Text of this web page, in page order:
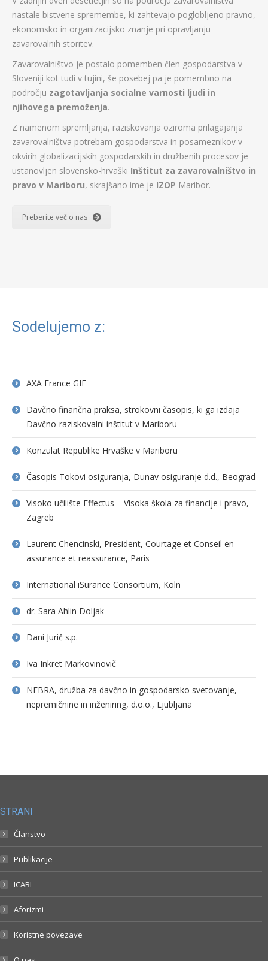
nastale bistvene spremembe, ki zahtevajo poglobljeno pravno,
ekonomsko in organizacijsko znanje pri opravljanju
zavarovalnih storitev.
Zavarovalništvo je postalo pomemben člen gospodarstva v
Sloveniji kot tudi v tujini, še posebej pa je pomembno na
področju zagotavljanja socialne varnosti ljudi in
njihovega premoženja.
Z namenom spremljanja, raziskovanja oziroma prilagajanja
zavarovalništva potrebam gospodarstva in posameznikov v
okvirih globalizacijskih gospodarskih in družbenih procesov je
ustanovljen slovensko-hrvaški Inštitut za zavarovalništvo in
pravo v Mariboru, skrajšano ime je IZOP Maribor.
Preberite več o nas
Sodelujemo z:
AXA France GIE
Davčno finančna praksa, strokovni časopis, ki ga izdaja
Davčno-raziskovalni inštitut v Mariboru
Konzulat Republike Hrvaške v Mariboru
Časopis Tokovi osiguranja, Dunav osiguranje d.d., Beograd
Visoko učilište Effectus – Visoka škola za financije i pravo,
Zagreb
Laurent Chencinski, President, Courtage et Conseil en
assurance et reassurance, Paris
International iSurance Consortium, Köln
dr. Sara Ahlin Doljak
Dani Jurič s.p.
Iva Inkret Markovinovič
NEBRA, družba za davčno in gospodarsko svetovanje,
nepremičnine in inženiring, d.o.o., Ljubljana
STRANI
Članstvo
Publikacije
ICABI
Aforizmi
Koristne povezave